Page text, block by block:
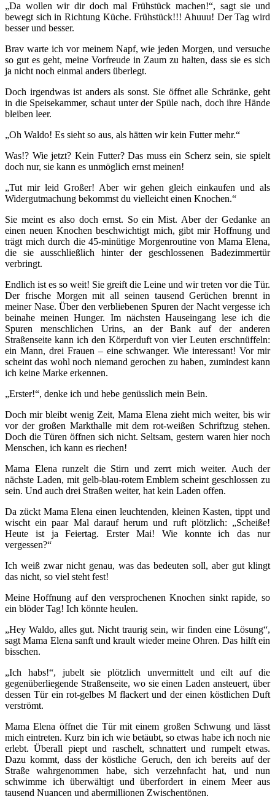
„Da wollen wir dir doch mal Frühstück machen!“, sagt sie und
bewegt sich in Richtung Küche. Frühstück!!! Ahuuu! Der Tag wird
besser und besser.
Brav warte ich vor meinem Napf, wie jeden Morgen, und versuche
so gut es geht, meine Vorfreude in Zaum zu halten, dass sie es sich
ja nicht noch einmal anders überlegt.
Doch irgendwas ist anders als sonst. Sie öffnet alle Schränke, geht
in die Speisekammer, schaut unter der Spüle nach, doch ihre Hände
bleiben leer.
„Oh Waldo! Es sieht so aus, als hätten wir kein Futter mehr.“
Was!? Wie jetzt? Kein Futter? Das muss ein Scherz sein, sie spielt
doch nur, sie kann es unmöglich ernst meinen!
„Tut mir leid Großer! Aber wir gehen gleich einkaufen und als
Widergutmachung bekommst du vielleicht einen Knochen.“
Sie meint es also doch ernst. So ein Mist. Aber der Gedanke an
einen neuen Knochen beschwichtigt mich, gibt mir Hoffnung und
trägt mich durch die 45-minütige Morgenroutine von Mama Elena,
die sie ausschließlich hinter der geschlossenen Badezimmertür
verbringt.
Endlich ist es so weit! Sie greift die Leine und wir treten vor die Tür.
Der frische Morgen mit all seinen tausend Gerüchen brennt in
meiner Nase. Über den verbliebenen Spuren der Nacht vergesse ich
beinahe meinen Hunger. Im nächsten Hauseingang lese ich die
Spuren menschlichen Urins, an der Bank auf der anderen
Straßenseite kann ich den Körperduft von vier Leuten erschnüffeln:
ein Mann, drei Frauen – eine schwanger. Wie interessant! Vor mir
scheint das wohl noch niemand gerochen zu haben, zumindest kann
ich keine Marke erkennen.
„Erster!“, denke ich und hebe genüsslich mein Bein.
Doch mir bleibt wenig Zeit, Mama Elena zieht mich weiter, bis wir
vor der großen Markthalle mit dem rot-weißen Schriftzug stehen.
Doch die Türen öffnen sich nicht. Seltsam, gestern waren hier noch
Menschen, ich kann es riechen!
Mama Elena runzelt die Stirn und zerrt mich weiter. Auch der
nächste Laden, mit gelb-blau-rotem Emblem scheint geschlossen zu
sein. Und auch drei Straßen weiter, hat kein Laden offen.
Da zückt Mama Elena einen leuchtenden, kleinen Kasten, tippt und
wischt ein paar Mal darauf herum und ruft plötzlich: „Scheiße!
Heute ist ja Feiertag. Erster Mai! Wie konnte ich das nur
vergessen?“
Ich weiß zwar nicht genau, was das bedeuten soll, aber gut klingt
das nicht, so viel steht fest!
Meine Hoffnung auf den versprochenen Knochen sinkt rapide, so
ein blöder Tag! Ich könnte heulen.
„Hey Waldo, alles gut. Nicht traurig sein, wir finden eine Lösung“,
sagt Mama Elena sanft und krault wieder meine Ohren. Das hilft ein
bisschen.
„Ich habs!“, jubelt sie plötzlich unvermittelt und eilt auf die
gegenüberliegende Straßenseite, wo sie einen Laden ansteuert, über
dessen Tür ein rot-gelbes M flackert und der einen köstlichen Duft
verströmt.
Mama Elena öffnet die Tür mit einem großen Schwung und lässt
mich eintreten. Kurz bin ich wie betäubt, so etwas habe ich noch nie
erlebt. Überall piept und raschelt, schnattert und rumpelt etwas.
Dazu kommt, dass der köstliche Geruch, den ich bereits auf der
Straße wahrgenommen habe, sich verzehnfacht hat, und nun
schwimme ich überwältigt und überfordert in einem Meer aus
tausend Nuancen und abermillionen Zwischentönen.